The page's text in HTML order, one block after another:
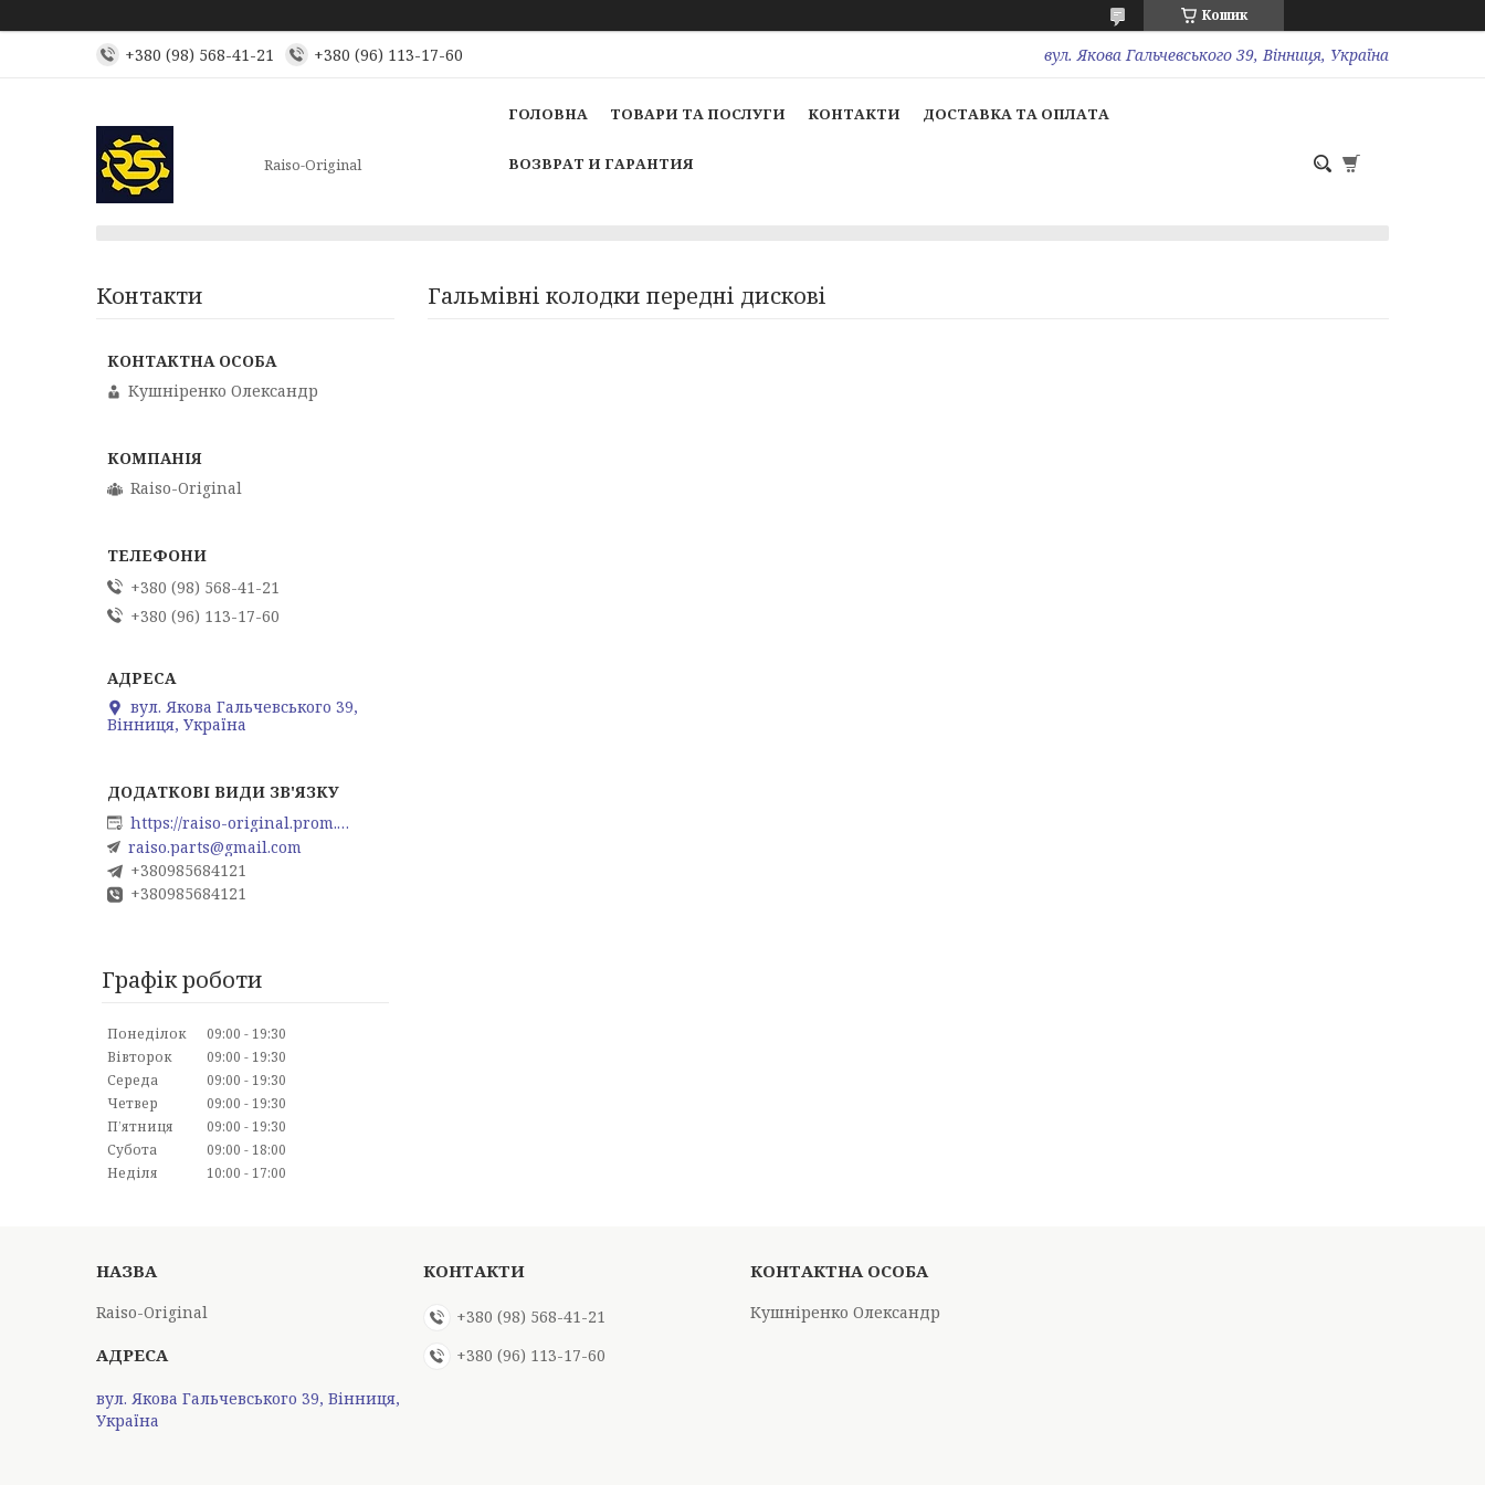
Кошик
+380 (98) 568-41-21 +380 (96) 113-17-60 вул. Якова Гальчевського 39, Вінниця, Україна
Raiso-Original
ГОЛОВНА ТОВАРИ ТА ПОСЛУГИ КОНТАКТИ ДОСТАВКА ТА ОПЛАТА
ВОЗВРАТ И ГАРАНТИЯ
Гальмівні колодки передні дискові
Контакти
Кушніренко Олександр
Raiso-Original
+380 (98) 568-41-21
+380 (96) 113-17-60
вул. Якова Гальчевського 39,
Вінниця, Україна
https://raiso-original.prom.ua
raiso.parts@gmail.com
+380985684121
+380985684121
Графік роботи
Понеділок 09:00
19:30
Вівторок
09:00
19:30
Середа
09:00
19:30
Четвер
09:00
19:30
Пʼятниця
09:00
19:30
Субота
09:00
18:00
Неділя
10:00 17:00
Raiso-Original
вул. Якова Гальчевського 39, Вінниця,
Україна
+380 (98) 568-41-21
+380 (96) 113-17-60
Кушніренко Олександр